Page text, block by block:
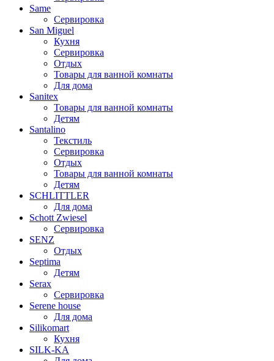
Same
Сервировка
San Miguel
Кухня
Сервировка
Отдых
Товары для ванной комнаты
Для дома
Sanitex
Товары для ванной комнаты
Детям
Santalino
Текстиль
Сервировка
Отдых
Товары для ванной комнаты
Детям
SCHLITTLER
Для дома
Schott Zwiesel
Сервировка
SENZ
Отдых
Septima
Детям
Serax
Сервировка
Serene house
Для дома
Silikomart
Кухня
SILK-KA